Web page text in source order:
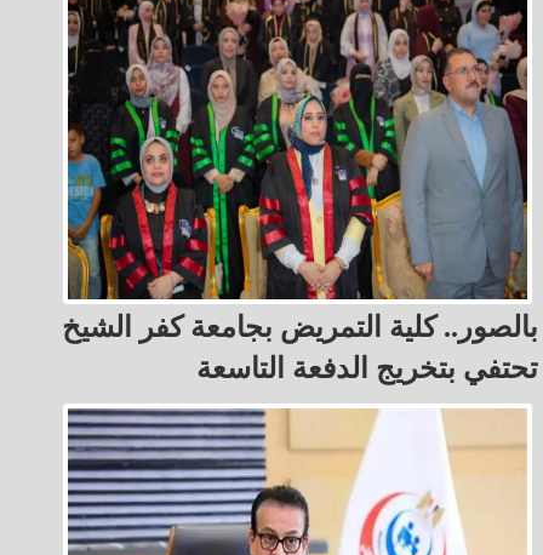
بالصور.. كلية التمريض بجامعة كفر الشيخ
تحتفي بتخريج الدفعة التاسعة